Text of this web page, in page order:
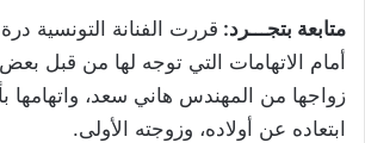
متابعة بتجـــرد: قررت الفنانة التونسية
أمام الاتهامات التي توجه لها من قبل
زواجها من المهندس هاني سعد، واتهامها
ابتعاده عن أولاده، وزوجته الأولى.